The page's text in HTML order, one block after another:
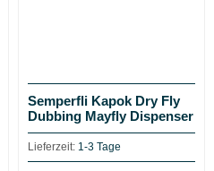
Semperfli Kapok Dry Fly
Dubbing Mayfly Dispenser
Lieferzeit: 1-3 Tage